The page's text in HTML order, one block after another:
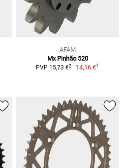
AFAM
Mx Pinhão 520
PVP 15,73 €2 14,16 €1